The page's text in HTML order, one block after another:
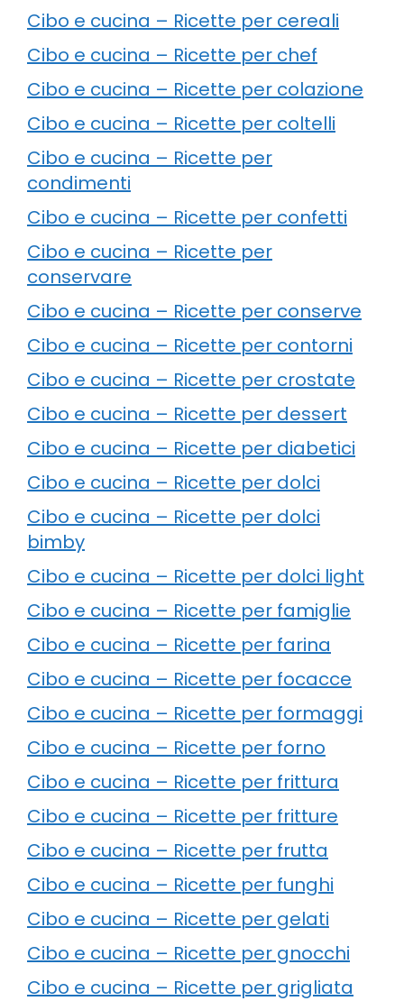
Cibo e cucina – Ricette per cereali
Cibo e cucina – Ricette per chef
Cibo e cucina – Ricette per colazione
Cibo e cucina – Ricette per coltelli
Cibo e cucina – Ricette per
condimenti
Cibo e cucina – Ricette per confetti
Cibo e cucina – Ricette per
conservare
Cibo e cucina – Ricette per conserve
Cibo e cucina – Ricette per contorni
Cibo e cucina – Ricette per crostate
Cibo e cucina – Ricette per dessert
Cibo e cucina – Ricette per diabetici
Cibo e cucina – Ricette per dolci
Cibo e cucina – Ricette per dolci
bimby
Cibo e cucina – Ricette per dolci light
Cibo e cucina – Ricette per famiglie
Cibo e cucina – Ricette per farina
Cibo e cucina – Ricette per focacce
Cibo e cucina – Ricette per formaggi
Cibo e cucina – Ricette per forno
Cibo e cucina – Ricette per frittura
Cibo e cucina – Ricette per fritture
Cibo e cucina – Ricette per frutta
Cibo e cucina – Ricette per funghi
Cibo e cucina – Ricette per gelati
Cibo e cucina – Ricette per gnocchi
Cibo e cucina – Ricette per grigliata